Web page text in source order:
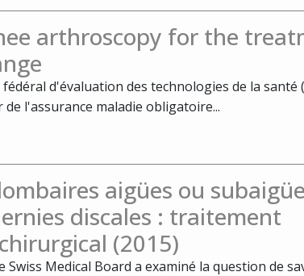
arthroscopy for the
d'évaluation des technologies de la santé
l'assurance maladie obligatoire...
aigües ou
discales : traitement
(2015)
Medical Board a examiné la question de